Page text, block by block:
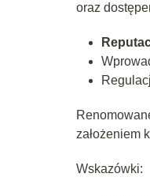
oraz
założeniem
Wskazówki: